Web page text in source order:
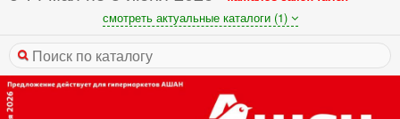
смотреть актуальные каталоги (1)